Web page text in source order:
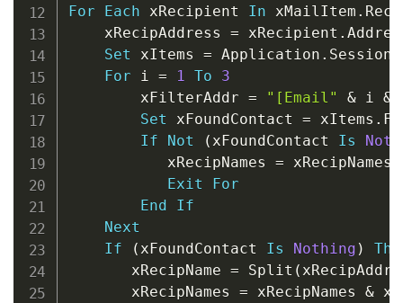
For
Each xRecipient In xMailItem .
    xRecipAddress
= xRecipient .
Set xItems = Application . Session
For i = 1 To
3
        xFilterAddr
= "[Email" & i &
Set xFoundContact = xItems .
If
Not ( xFoundContact Is
           xRecipNames
= xRecipNames
Exit
For
End
If
Next
If
( xFoundContact Is Nothing )
       xRecipName
= Split (
       xRecipNames
= xRecipNames &